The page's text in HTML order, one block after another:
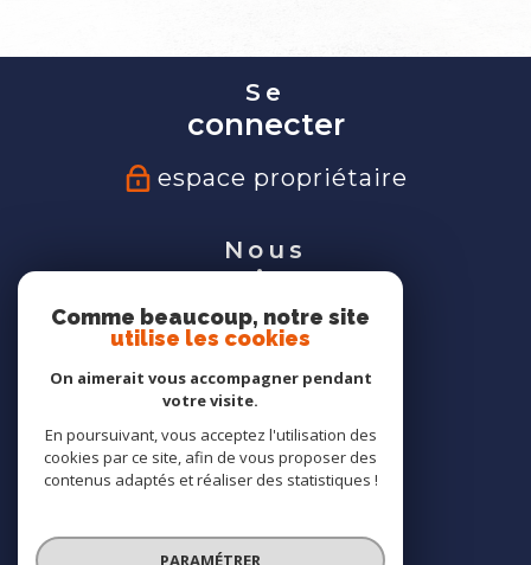
Se
connecter
espace propriétaire
Nous
suivre
Nous
adhérons
Comme beaucoup, notre site
utilise les cookies
On aimerait vous accompagner pendant
votre visite.
En poursuivant, vous acceptez l'utilisation des
cookies par ce site, afin de vous proposer des
contenus adaptés et réaliser des statistiques !
PARAMÉTRER